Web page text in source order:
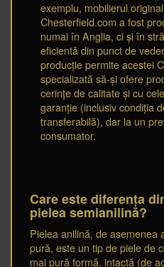
exemplu, mobilierul
Chesterfield.com a fost
numai în Anglia, ci și în
eficientă din punct de
producție permite acestei
specializată să-și ofere
cerințe de calitate și cu
garanție (inclusiv condiția
transferabilă), dar la un
consumator.
Care este diferența
pielea semianilină?
Pielea anilină, de asemenea
pură, este un tip de piele de
mai pură formă, intactă (de